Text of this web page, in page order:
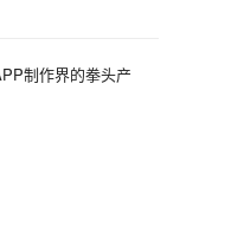
制作界的拳头产